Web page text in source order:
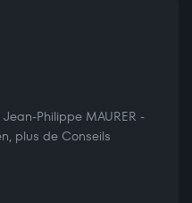
Philippe MAURER -
plus de Conseils